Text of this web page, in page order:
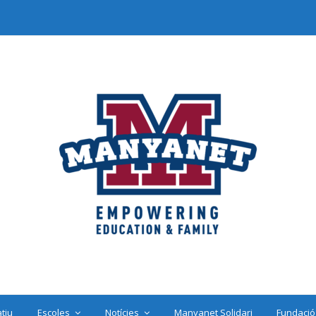
Escoles Notícies Manyanet Solidari Fundació